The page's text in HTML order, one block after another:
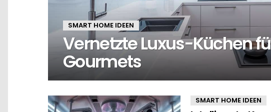
SMART HOME IDEEN
Vernetzte Luxus-Küchen
Gourmets
SMART HOME IDEEN